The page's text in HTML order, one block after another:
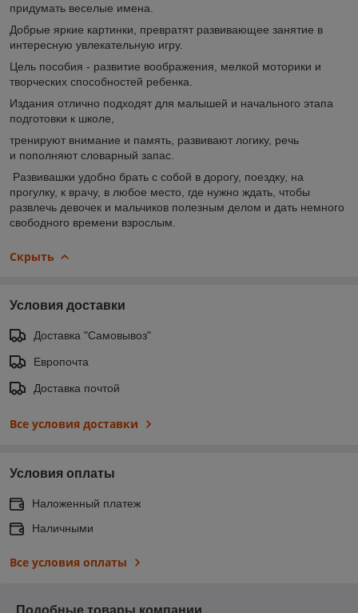
придумать веселые имена.
Добрые яркие картинки, превратят развивающее занятие в
интересную увлекательную игру.
Цель пособия - развитие воображения, мелкой моторики и
творческих способностей ребенка.
Издания отлично подходят для малышей и начального этапа
подготовки к школе,
тренируют внимание и память, развивают логику, речь
и пополняют словарный запас.
Развивашки удобно брать с собой в дорогу, поездку, на
прогулку, к врачу, в любое место, где нужно ждать, чтобы
развлечь девочек и мальчиков полезным делом и дать немного
свободного времени взрослым.
Скрыть
Условия доставки
Доставка "Самовывоз"
Европочта
Доставка почтой
Все условия доставки
Условия оплаты
Наложенный платеж
Наличными
Все условия оплаты
Подобные товары компании